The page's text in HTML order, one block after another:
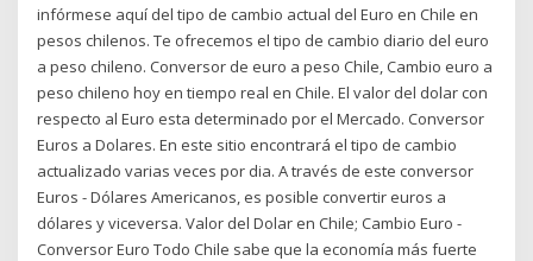
infórmese aquí del tipo de cambio actual del Euro en Chile en
pesos chilenos. Te ofrecemos el tipo de cambio diario del euro
a peso chileno. Conversor de euro a peso Chile, Cambio euro a
peso chileno hoy en tiempo real en Chile. El valor del dolar con
respecto al Euro esta determinado por el Mercado. Conversor
Euros a Dolares. En este sitio encontrará el tipo de cambio
actualizado varias veces por dia. A través de este conversor
Euros - Dólares Americanos, es posible convertir euros a
dólares y viceversa. Valor del Dolar en Chile; Cambio Euro -
Conversor Euro Todo Chile sabe que la economía más fuerte